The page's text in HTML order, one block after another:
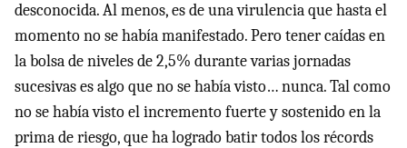
desconocida. Al menos, es de una virulencia que hasta el
momento no se había manifestado. Pero tener caídas en
la bolsa de niveles de 2,5% durante varias jornadas
sucesivas es algo que no se había visto… nunca. Tal como
no se había visto el incremento fuerte y sostenido en la
prima de riesgo, que ha logrado batir todos los récords